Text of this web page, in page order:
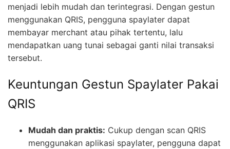
menjadi lebih mudah dan terintegrasi. Dengan gestun
menggunakan QRIS, pengguna spaylater dapat
membayar merchant atau pihak tertentu, lalu
mendapatkan uang tunai sebagai ganti nilai transaksi
tersebut.
Keuntungan Gestun Spaylater Pakai
QRIS
Mudah dan praktis: Cukup dengan scan QRIS
menggunakan aplikasi spaylater, pengguna dapat